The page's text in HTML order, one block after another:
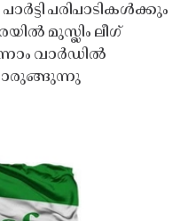
പരിപാടികൾക്കും
മുസ്ലിം ലീഗ്
വാർഡിൽ